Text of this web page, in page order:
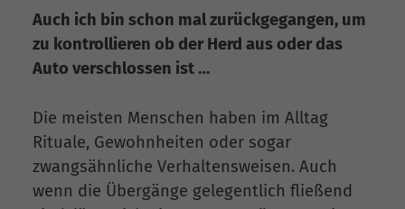
Auch ich bin schon mal zurückgegangen, um
zu kontrollieren ob der Herd aus oder das
Auto verschlossen ist …
Die meisten Menschen haben im Alltag
Rituale, Gewohnheiten oder sogar
zwangsähnliche Verhaltensweisen. Auch
wenn die Übergänge gelegentlich fließend